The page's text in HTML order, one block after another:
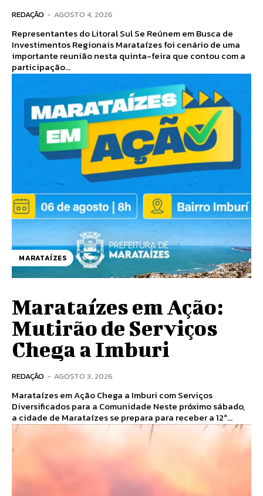
REDAÇÃO - AGOSTO 4, 2026
Representantes do Litoral Sul Se Reúnem em Busca de
Investimentos Regionais Marataízes foi cenário de uma
importante reunião nesta quinta-feira que contou com a
participação...
MARATAÍZES
Marataízes em Ação:
Mutirão de Serviços
Chega a Imburi
REDAÇÃO - AGOSTO 3, 2026
Marataízes em Ação Chega a Imburi com Serviços
Diversificados para a Comunidade Neste próximo sábado,
a cidade de Marataízes se prepara para receber a 12ª...